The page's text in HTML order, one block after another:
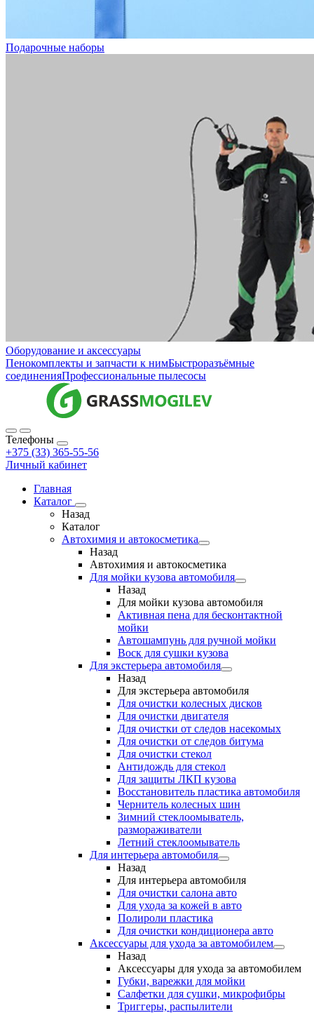
Подарочные наборы
Оборудование и аксессуары
Пенокомплекты и запчасти к нимБыстроразъёмные
соединенияПрофессиональные пылесосы
Телефоны
+375 (33) 365-55-56
Личный кабинет
Главная
Каталог
Назад
Каталог
Автохимия и автокосметика
Назад
Автохимия и автокосметика
Для мойки кузова автомобиля
Назад
Для мойки кузова автомобиля
Активная пена для бесконтактной
мойки
Автошампунь для ручной мойки
Воск для сушки кузова
Для экстерьера автомобиля
Назад
Для экстерьера автомобиля
Для очистки колесных дисков
Для очистки двигателя
Для очистки от следов насекомых
Для очистки от следов битума
Для очистки стекол
Антидождь для стекол
Для защиты ЛКП кузова
Восстановитель пластика автомобиля
Чернитель колесных шин
Зимний стеклоомыватель,
размораживатели
Летний стеклоомыватель
Для интерьера автомобиля
Назад
Для интерьера автомобиля
Для очистки салона авто
Для ухода за кожей в авто
Полироли пластика
Для очистки кондиционера авто
Аксессуары для ухода за автомобилем
Назад
Аксессуары для ухода за автомобилем
Губки, варежки для мойки
Салфетки для сушки, микрофибры
Триггеры, распылители